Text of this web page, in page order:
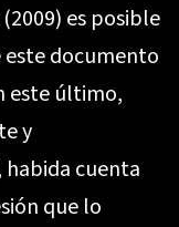
es posible
documento
este último,
y
habida cuenta
que lo